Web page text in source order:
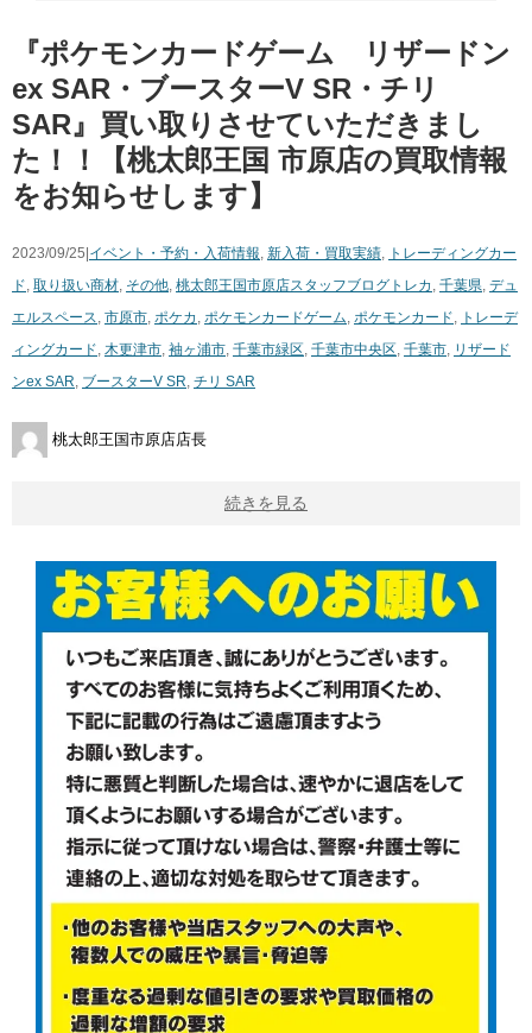
『ポケモンカードゲーム リザードン
ex SAR・ブースターV SR・チリ
SAR』買い取りさせていただきまし
た！！【桃太郎王国 市原店の買取情報
をお知らせします】
2023/09/25| イベント・予約・入荷情報, 新入荷・買取実績, トレーディングカー
ド, 取り扱い商材, その他, 桃太郎王国市原店スタッフブログ トレカ , 千葉県, デュ
エルスペース, 市原市, ポケカ , ポケモンカードゲーム, ポケモンカード, トレーデ
ィングカード, 木更津市, 袖ヶ浦市, 千葉市緑区, 千葉市中央区, 千葉市, リザード
ンex SAR, ブースターV SR, チリ SAR
桃太郎王国市原店店長
続きを見る